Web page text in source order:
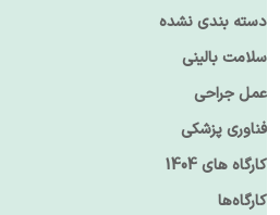
دسته بندی نشده
سلامت بالینی
عمل جراحی
فناوری پزشکی
کارگاه های 1404
کارگاه‌ها